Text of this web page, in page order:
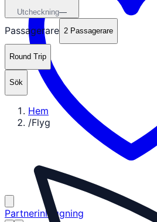
Partnerinloggning
Utcheckning—
Passagerare 2 Passagerare
Round Trip
Sök
Hem
/Flyg